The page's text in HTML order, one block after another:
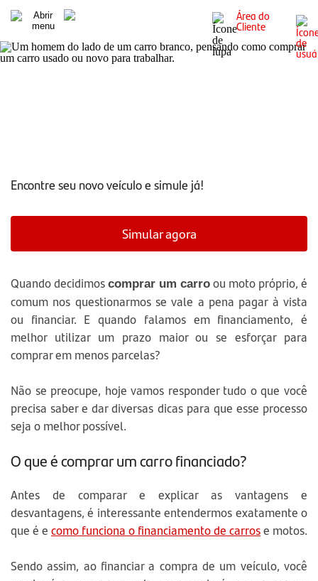
Área do
Cliente
Quando decidimos comprar um carro ou moto próprio, é
comum nos questionarmos se vale a pena pagar à vista
ou financiar. E quando falamos em financiamento, é
melhor utilizar um prazo maior ou se esforçar para
comprar em menos parcelas?
Não se preocupe, hoje vamos responder tudo o que você
precisa saber e dar diversas dicas para que esse processo
seja o melhor possível.
O que é comprar um carro financiado?
Antes de comparar e explicar as vantagens e
desvantagens, é interessante entendermos exatamente o
que é e como funciona o financiamento de carrose motos.
Sendo assim, ao financiar a compra de um veículo, você
Simular agora
Encontre seu novo veículo e simule já!